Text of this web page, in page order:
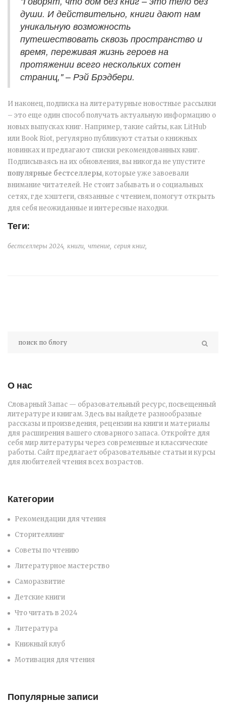
души. И действительно, книги дают нам
уникальную возможность
путешествовать сквозь пространство и
время, переживая жизнь героев на
протяжении всего нескольких сотен
страниц," – Рэй Брэдбери.
И наконец, подписка на литературные новостные рассылки
– это еще один способ получать актуальную информацию о
новых выпусках книг. Например, такие сайты, как LitHub
или Book Riot, регулярно публикуют статьи о книжных
новинках и предлагают списки рекомендованных книг.
Подписываясь на их обновления, вы никогда не упустите
популярные бестселлеры, которые уже завоевали
внимание читателей. Не стоит забывать и о социальных
сетях, где хэштеги, связанные с чтением, помогут открыть
для себя неожиданные и интересные находки.
Теги:
бестселлеры 2024, книги, чтение, серия книг,
О нас
Словарный Запас — образовательный ресурс, посвещенный
литературе и книгам. Здесь вы найдете разнообразные
рассказы и произведения, рецензии на книги и материалы
для расширения вашего словарного запаса. Откройте для
себя мир литературы через современные и классические
работы. Сайт предлагает образовательные статьи и курсы
для любителей чтения всех возрастов.
Категории
Рекомендации для чтения
Сторителлинг
Советы по чтению
Литературное мастерство
Саморазвитие
Детские книги
Что читать в 2024
Литература
Книжный клуб
Мотивация для чтения
Популярные записи